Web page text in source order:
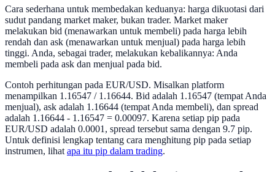
Cara sederhana untuk membedakan keduanya: harga dikuotasi dari
sudut pandang market maker, bukan trader. Market maker
melakukan bid (menawarkan untuk membeli) pada harga lebih
rendah dan ask (menawarkan untuk menjual) pada harga lebih
tinggi. Anda, sebagai trader, melakukan kebalikannya: Anda
membeli pada ask dan menjual pada bid.
Contoh perhitungan pada EUR/USD. Misalkan platform
menampilkan 1.16547 / 1.16644. Bid adalah 1.16547 (tempat Anda
menjual), ask adalah 1.16644 (tempat Anda membeli), dan spread
adalah 1.16644 - 1.16547 = 0.00097. Karena setiap pip pada
EUR/USD adalah 0.0001, spread tersebut sama dengan 9.7 pip.
Untuk definisi lengkap tentang cara menghitung pip pada setiap
instrumen, lihat apa itu pip dalam trading.